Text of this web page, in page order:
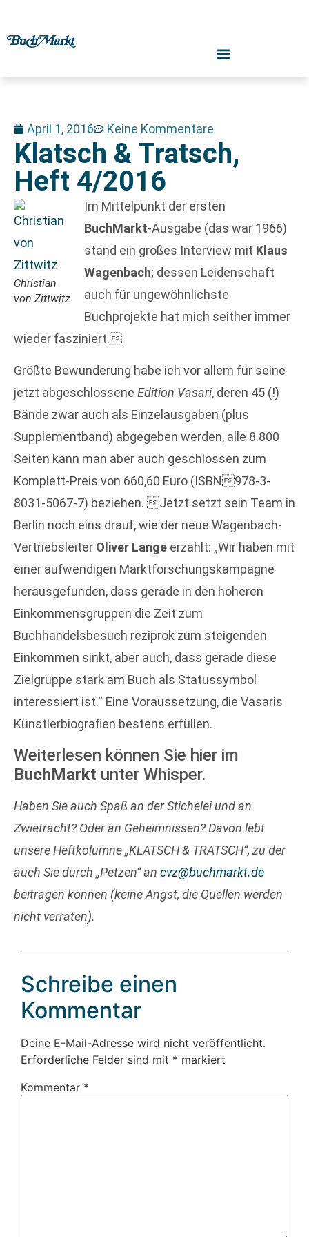
April 1, 2016 Keine Kommentare
Klatsch & Tratsch,
Heft 4/2016
Christian
von Zittwitz
Im Mittelpunkt der ersten
BuchMarkt-Ausgabe (das war 1966)
stand ein großes Interview mit Klaus
Wagenbach; dessen Leidenschaft
auch für ungewöhnlichste
Buchprojekte hat mich seither immer
wieder fasziniert.
Größte Bewunderung habe ich vor allem für seine
jetzt abgeschlossene Edition Vasari, deren 45 (!)
Bände zwar auch als Einzelausgaben (plus
Supplementband) abgegeben werden, alle 8.800
Seiten kann man aber auch geschlossen zum
Komplett-Preis von 660,60 Euro (ISBN978-3-
8031-5067-7) beziehen. Jetzt setzt sein Team in
Berlin noch eins drauf, wie der neue Wagenbach-
Vertriebsleiter Oliver Lange erzählt: „Wir haben mit
einer aufwendigen Marktforschungskampagne
herausgefunden, dass gerade in den höheren
Einkommensgruppen die Zeit zum
Buchhandelsbesuch reziprok zum steigenden
Einkommen sinkt, aber auch, dass gerade diese
Zielgruppe stark am Buch als Statussymbol
interessiert ist.“ Eine Voraussetzung, die Vasaris
Künstlerbiograﬁen bestens erfüllen.
Weiterlesen können Sie hier im
BuchMarkt unter Whisper.
Haben Sie auch Spaß an der Stichelei und an
Zwietracht? Oder an Geheimnissen? Davon lebt
unsere Heftkolumne „KLATSCH & TRATSCH“, zu der
auch Sie durch „Petzen“ an cvz@buchmarkt.de
beitragen können (keine Angst, die Quellen werden
nicht verraten).
Schreibe einen
Kommentar
Deine E-Mail-Adresse wird nicht veröffentlicht.
Erforderliche Felder sind mit * markiert
Kommentar *